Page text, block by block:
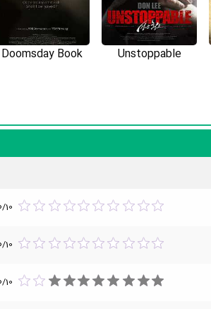
Unstoppable
Doomsday Book
/10
/10
/10